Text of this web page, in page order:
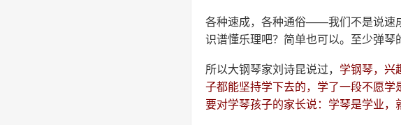
各种速成，各种通俗——我们不是说速
识谱懂乐理吧？简单也可以。至少弹琴
所以大钢琴家刘诗昆说过， 学钢琴，兴
子都能坚持学下去的，学了一段不愿
要对学琴孩子的家长说：学琴是学业，